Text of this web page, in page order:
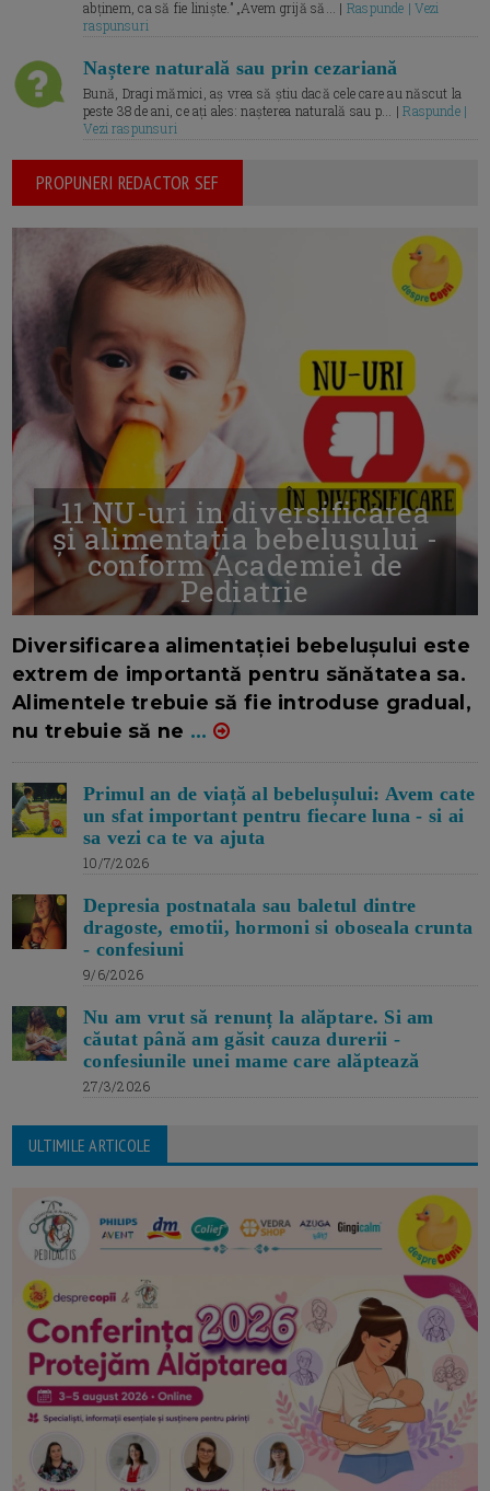
abținem, ca să fie liniște.” „Avem grijă să... | Raspunde | Vezi
raspunsuri
Naștere naturală sau prin cezariană
Bună, Dragi mămici, aș vrea să știu dacă cele care au născut la
peste 38 de ani, ce ați ales: nașterea naturală sau p... |Raspunde |
Vezi raspunsuri
PROPUNERI REDACTOR SEF
11 NU-uri in diversificarea
și alimentația bebelușului -
conform Academiei de
Pediatrie
Diversificarea alimentației bebelușului este
extrem de importantă pentru sănătatea sa.
Alimentele trebuie să fie introduse gradual,
nu trebuie să ne ...
Primul an de viață al bebelușului: Avem cate
un sfat important pentru fiecare luna - si ai
sa vezi ca te va ajuta
10/7/2026
Depresia postnatala sau baletul dintre
dragoste, emotii, hormoni si oboseala crunta
- confesiuni
9/6/2026
Nu am vrut să renunț la alăptare. Si am
căutat până am găsit cauza durerii -
confesiunile unei mame care alăptează
27/3/2026
ULTIMILE ARTICOLE